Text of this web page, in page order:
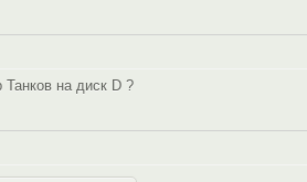
Танков на диск D ?